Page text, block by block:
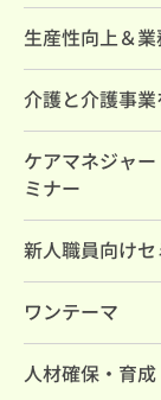
事前学習動画
特典動画
すべて
新人研修（基
新人研修（各
特典動画
生産性向上＆
すべて
介護と介護事
すべて
ケアマネジャ
ミナー
すべて
新人職員向けセ
すべて
ワンテーマ
すべて
人材確保・育